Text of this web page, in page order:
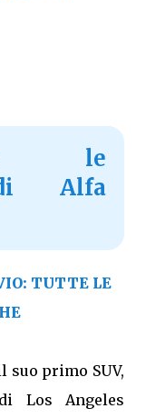
le
di Alfa
TUTTE LE
suo primo SUV,
Los Angeles